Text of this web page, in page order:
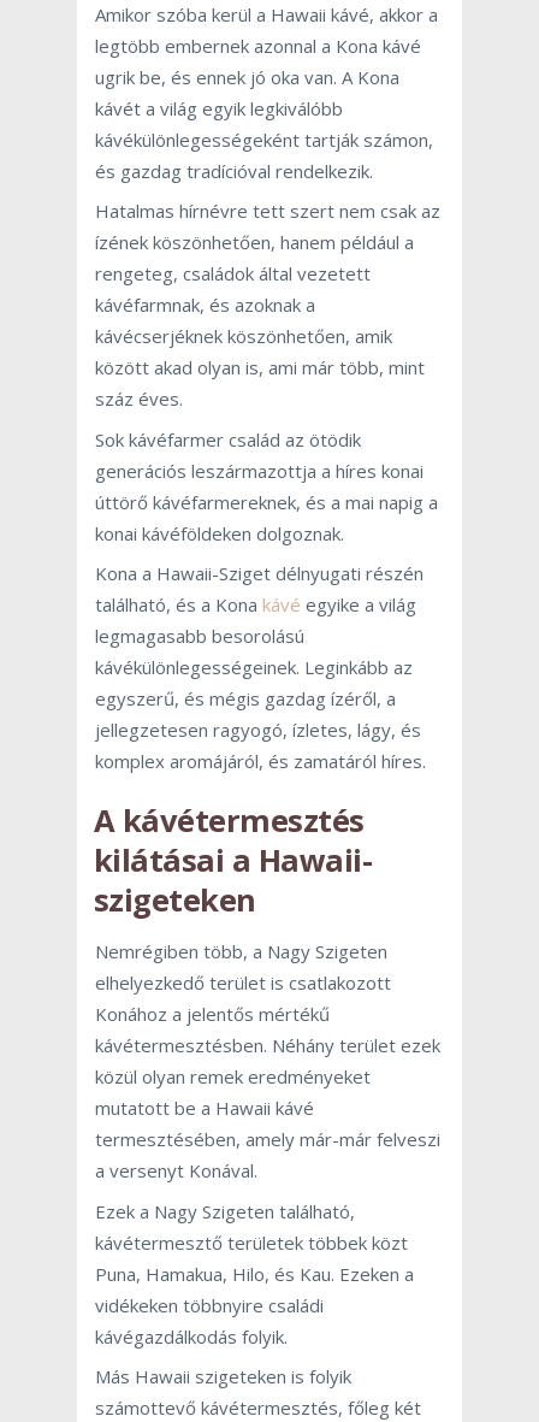
Amikor szóba kerül a Hawaii kávé, akkor a
legtöbb embernek azonnal a Kona kávé
ugrik be, és ennek jó oka van. A Kona
kávét a világ egyik legkiválóbb
kávékülönlegességeként tartják számon,
és gazdag tradícióval rendelkezik.
Hatalmas hírnévre tett szert nem csak az
ízének köszönhetően, hanem például a
rengeteg, családok által vezetett
kávéfarmnak, és azoknak a
kávécserjéknek köszönhetően, amik
között akad olyan is, ami már több, mint
száz éves.
Sok kávéfarmer család az ötödik
generációs leszármazottja a híres konai
úttörő kávéfarmereknek, és a mai napig a
konai kávéföldeken dolgoznak.
Kona a Hawaii-Sziget délnyugati részén
található, és a Kona kávé egyike a világ
legmagasabb besorolású
kávékülönlegességeinek. Leginkább az
egyszerű, és mégis gazdag ízéről, a
jellegzetesen ragyogó, ízletes, lágy, és
komplex aromájáról, és zamatáról híres.
A kávétermesztés
kilátásai a Hawaii-
szigeteken
Nemrégiben több, a Nagy Szigeten
elhelyezkedő terület is csatlakozott
Konához a jelentős mértékű
kávétermesztésben. Néhány terület ezek
közül olyan remek eredményeket
mutatott be a Hawaii kávé
termesztésében, amely már-már felveszi
a versenyt Konával.
Ezek a Nagy Szigeten található,
kávétermesztő területek többek közt
Puna, Hamakua, Hilo, és Kau. Ezeken a
vidékeken többnyire családi
kávégazdálkodás folyik.
Más Hawaii szigeteken is folyik
számottevő kávétermesztés, főleg két